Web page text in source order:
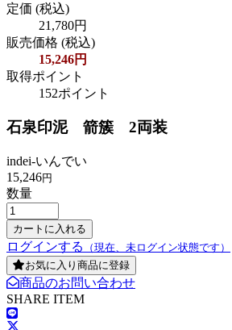
定価 (税込)
21,780円
販売価格 (税込)
15,246円
取得ポイント
152ポイント
石泉印泥 箭簇 2両装
indei-いんでい
15,246円
数量
ログインする
（現在、未ログイン状態です）
お気に入り商品に登録
商品のお問い合わせ
SHARE ITEM